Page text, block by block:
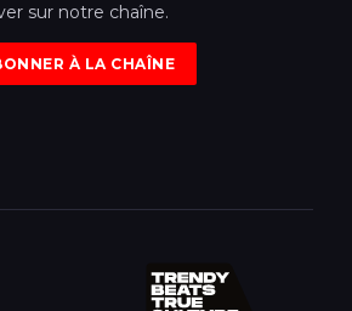
sur notre chaîne.
À LA CHAÎNE